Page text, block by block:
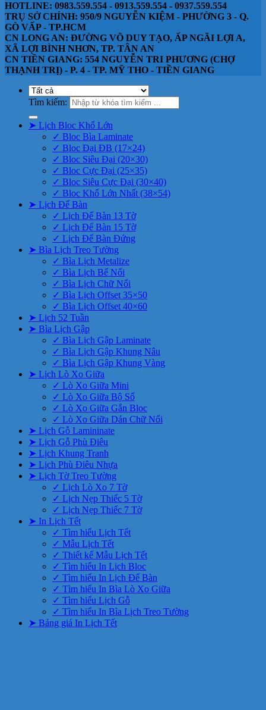
HOTLINE: 0983.559.554 - 0913.559.554 - 0937.559.554
TRỤ SỞ CHÍNH: 950/9 NGUYỄN KIỆM - PHƯỜNG 3 - Q.
GÒ VẤP - TP.HCM
CN LONG AN: ĐƯỜNG VÕ DUY TẠO, ẤP NGÃI LỢI A,
XÃ LỢI BÌNH NHƠN, TP. TÂN AN
CN TIỀN GIANG: 554 NGUYỄN TRI PHƯƠNG (CHỢ
THẠNH TRỊ) - P. 4 - TP. MỸ THO - TIỀN GIANG
Tìm kiếm:
➤ Lịch Bloc Khổ Lớn
✓ Bloc Bìa Laminate
✓ Bloc Đại ĐB (17×24)
✓ Bloc Siêu Đại (20×30)
✓ Bloc Cực Đại (25×35)
✓ Bloc Siêu Cực Đại (30×40)
✓ Bloc Khổ Lớn Nhất (38×54)
➤ Lịch Để Bàn
✓ Lịch Để Bàn 13 Tờ
✓ Lịch Để Bàn 15 Tờ
✓ Lịch Để Bàn Đứng
➤ Bìa Lịch Treo Tường
✓ Bìa Lịch Metalize
✓ Bìa Lịch Bế Nổi
✓ Bìa Lịch Chữ Nổi
✓ Bìa Lịch Offset 35×50
✓ Bìa Lịch Offset 40×60
➤ Lịch 52 Tuần
➤ Bìa Lịch Gập
✓ Bìa Lịch Gập Laminate
✓ Bìa Lịch Gập Khung Nâu
✓ Bìa Lịch Gập Khung Vàng
➤ Lịch Lò Xo Giữa
✓ Lò Xo Giữa Mini
✓ Lò Xo Giữa Bộ Số
✓ Lò Xo Giữa Gắn Bloc
✓ Lò Xo Giữa Dán Chữ Nổi
➤ Lịch Gỗ Lamininate
➤ Lịch Gỗ Phù Điêu
➤ Lịch Khung Tranh
➤ Lịch Phù Điêu Nhựa
➤ Lịch Tờ Treo Tường
✓ Lịch Lò Xo 7 Tờ
✓ Lịch Nẹp Thiếc 5 Tờ
✓ Lịch Nẹp Thiếc 7 Tờ
➤ In Lịch Tết
✓ Tìm hiểu Lịch Tết
✓ Mẫu Lịch Tết
✓ Thiết kế Mẫu Lịch Tết
✓ Tìm hiểu In Lịch Bloc
✓ Tìm hiểu In Lịch Để Bàn
✓ Tìm hiểu In Bìa Lò Xo Giữa
✓ Tìm hiểu Lịch Gỗ
✓ Tìm hiểu In Bìa Lịch Treo Tường
➤ Bảng giá In Lịch Tết